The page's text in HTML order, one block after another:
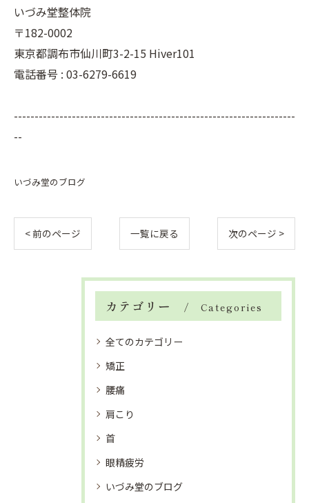
いづみ堂整体院
〒182-0002
東京都調布市仙川町3-2-15 Hiver101
電話番号 : 03-6279-6619
--------------------------------------------------------------------
--
いづみ堂のブログ
< 前のページ 一覧に戻る 次のページ >
カテゴリー Categories
全てのカテゴリー
矯正
腰痛
肩こり
首
眼精疲労
いづみ堂のブログ